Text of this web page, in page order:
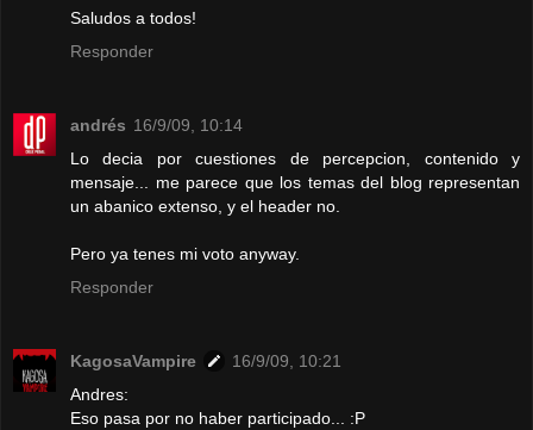
Saludos a todos!
Responder
andrés 16/9/09, 10:14
Lo decia por cuestiones de percepcion, contenido y
mensaje... me parece que los temas del blog representan
un abanico extenso, y el header no.
Pero ya tenes mi voto anyway.
Responder
KagosaVampire
16/9/09, 10:21
Andres:
Eso pasa por no haber participado... :P